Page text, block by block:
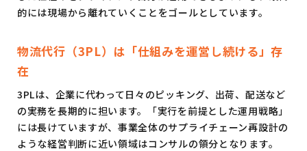
的には現場から離れていくことをゴールとしています。
物流代行（3PL）は「仕組みを運営し続ける」存
在
3PLは、企業に代わって日々のピッキング、出荷、配送など
の実務を長期的に担います。「実行を前提とした運用戦略」
には長けていますが、事業全体のサプライチェーン再設計の
ような経営判断に近い領域はコンサルの領分となります。